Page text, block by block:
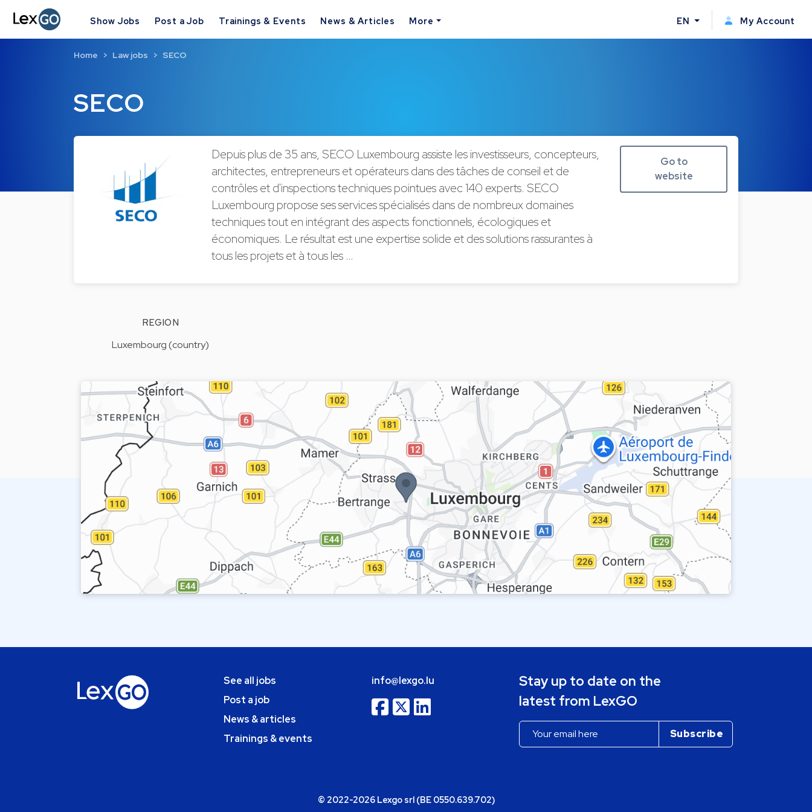
Show Jobs Post a Job Trainings & Events News & Articles More EN My Account
SECO
Home Law jobs SECO
Depuis plus de 35 ans, SECO Luxembourg assiste les investisseurs, concepteurs,
architectes, entrepreneurs et opérateurs dans des tâches de conseil et de
contrôles et d'inspections techniques pointues avec 140 experts. SECO
Luxembourg propose ses services spécialisés dans de nombreux domaines
techniques tout en intégrant des aspects fonctionnels, écologiques et
économiques. Le résultat est une expertise solide et des solutions rassurantes à
tous les projets et à tous les …
Go to
website
REGION
Luxembourg (country)
See all jobs
Post a job
News & articles
Trainings & events
info@lexgo.lu
Stay up to date on the
latest from LexGO
© 2022-2026 Lexgo srl (BE 0550.639.702)